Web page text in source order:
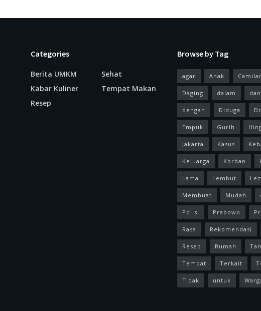
Categories
Berita UMKM
Kabar Kuliner
Resep
Sehat
Tempat Makan
Browse by Tag
agar Anak
Daging dalam dan
dengan Diduga
Empuk Gurih
Jakarta Kasus
Keluarga Korban
Lama Lembut
Membuat Mudah
Polisi Prabowo
Rasa Rekomendasi
Resep Rumah
Tempat Terkait
Tidak untuk